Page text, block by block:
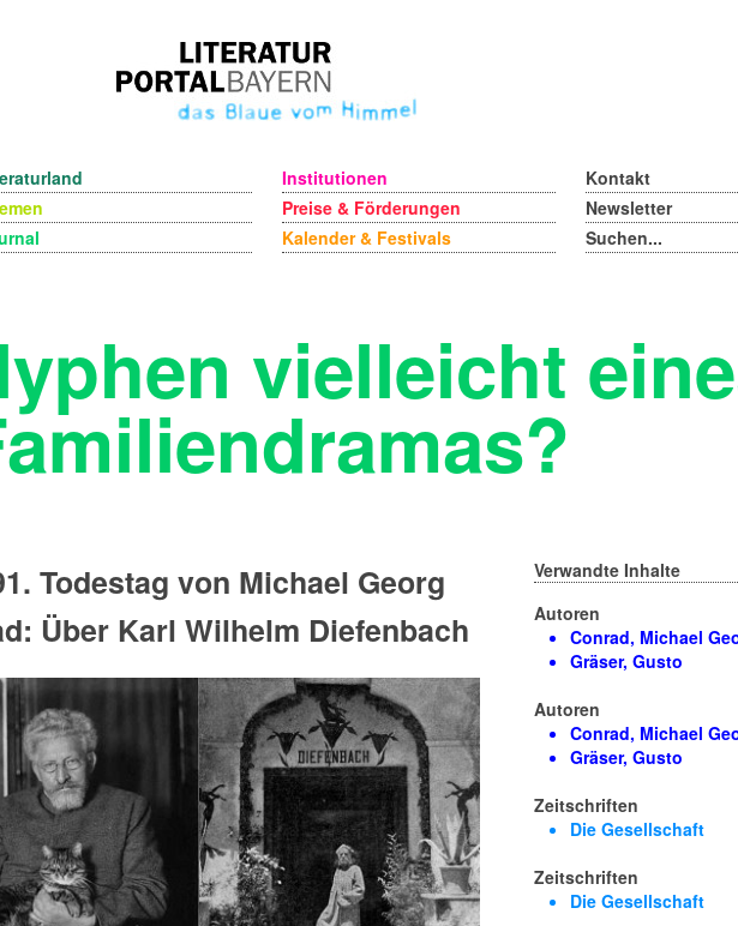
Institutionen
Preise & Förderungen
Kalender & Festivals
Kontakt
Newsletter
vielleicht
Todestag von Michael Georg
Über Karl Wilhelm Diefenbach
Verwandte Inhalte
Autoren
Conrad, Michael
Gräser, Gusto
Autoren
Conrad, Michael
Gräser, Gusto
Zeitschriften
Die Gesellschaft
Zeitschriften
Die Gesellschaft